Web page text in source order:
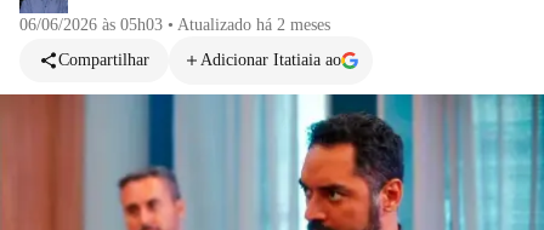
06/06/2026 às 05h03 • Atualizado há 2 meses
Compartilhar
Adicionar Itatiaia ao